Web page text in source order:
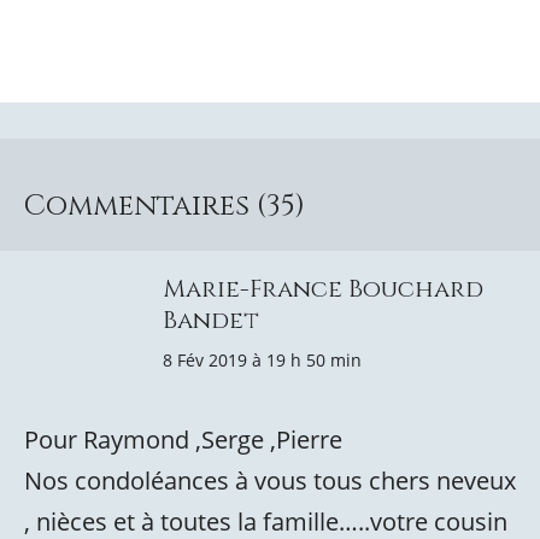
Commentaires (35)
Marie-France Bouchard
Bandet
8 Fév 2019 à 19 h 50 min
Pour Raymond ,Serge ,Pierre
Nos condoléances à vous tous chers neveux
, nièces et à toutes la famille…..votre cousin